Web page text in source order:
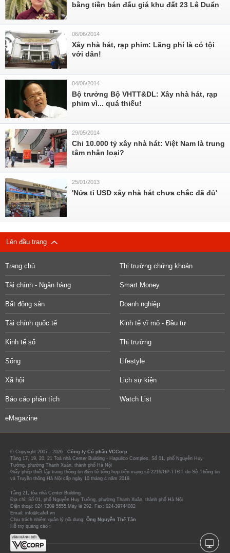
bằng tiền bán đấu giá khu đất 23 Lê Duẩn
06/06/2014
Xây nhà hát, rạp phim: Lãng phí là có tội
với dân!
04/06/2014
Bộ trưởng Bộ VHTT&DL: Xây nhà hát, rạp
phim vì... quá thiếu!
29/05/2014
Chi 10.000 tỷ xây nhà hát: Việt Nam là trung
tâm nhân loại?
25/01/2013
'Nửa tỉ USD xây nhà hát chưa chắc đã đủ'
Lên đầu trang
Trang chủ Thị trường chứng khoán
Tài chính - Ngân hàng Smart Money
Bất động sản Doanh nghiệp
Tài chính quốc tế Kinh tế vĩ mô - Đầu tư
Kinh tế số Thị trường
Sống Lifestyle
Xã hội Lịch sự kiện
Báo cáo phân tích Watch List
eMagazine
© Copyright 2007 - 2026 - Công ty Cổ phần VCCorp.
Tầng 17, 19, 20, 21 Toà nhà Center Building - Hapulico Complex, Số 01, phố Nguyễn Huy
Tưởng, phường Thanh Xuân, thành phố Hà Nội
Giấy phép thiết lập trang thông tin điện tử tổng hợp trên mạng số 2216/GP-TTĐT do Sở Thông tin
và Truyền thông Hà Nội cấp ngày 10 tháng 4 năm 2019.
Tầng 21, tòa nhà Center Building.
Địa chỉ: Số 01, phố Nguyễn Huy Tưởng, phường Thanh Xuân, thành phố Hà Nội
Điện thoại: 024 7309 5555 Máy lẻ 292. Fax: 024-39744082
Email: info@cafef.vn
Chịu trách nhiệm quản lý nội dung: Ông Nguyễn Thế Tân
Hỗ trợ quảng cáo :